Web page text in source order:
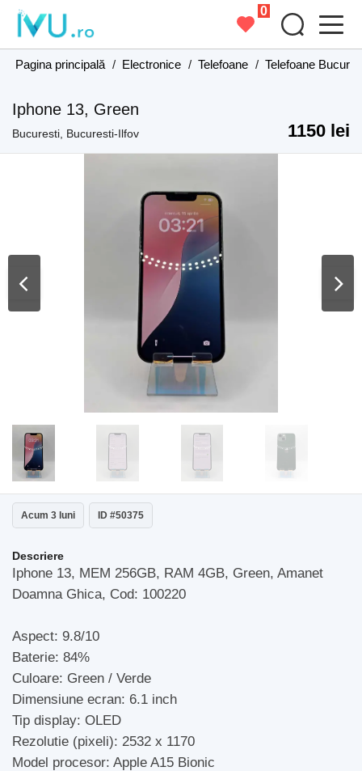
0
Pagina principală / Electronice / Telefoane / Telefoane
Iphone 13, Green
Bucuresti, Bucuresti-Ilfov 1150 lei
Acum 3 luni ID #50375
Descriere
Iphone 13, MEM 256GB, RAM 4GB, Green, Amanet
Doamna Ghica, Cod: 100220
Aspect: 9.8/10
Baterie: 84%
Culoare: Green / Verde
Dimensiune ecran: 6.1 inch
Tip display: OLED
Rezolutie (pixeli): 2532 x 1170
Model procesor: Apple A15 Bionic